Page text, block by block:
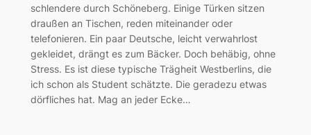
schlendere durch Schöneberg. Einige Türken sitzen
draußen an Tischen, reden miteinander oder
telefonieren. Ein paar Deutsche, leicht verwahrlost
gekleidet, drängt es zum Bäcker. Doch behäbig, ohne
Stress. Es ist diese typische Trägheit Westberlins, die
ich schon als Student schätzte. Die geradezu etwas
dörfliches hat. Mag an jeder Ecke…